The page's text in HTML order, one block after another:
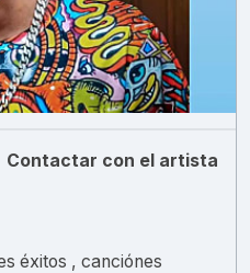
Contactar con el artista
éxitos , canciónes